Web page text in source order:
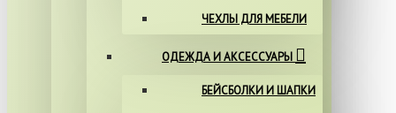
ЧЕХЛЫ ДЛЯ МЕБЕЛИ
ОДЕЖДА И АКСЕССУАРЫ
БЕЙСБОЛКИ И ШАПКИ